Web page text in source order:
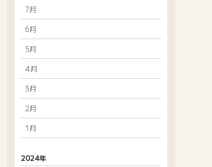
7月
6月
5月
4月
3月
2月
1月
2024年